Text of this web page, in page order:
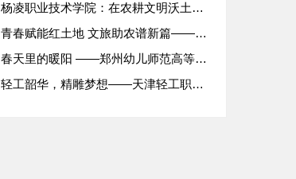
杨凌职业技术学院：在农耕文明沃土上耕耘青春梦想
青春赋能红土地 文旅助农谱新篇——安徽工商职业学院暑期志愿服
春天里的暖阳 ——郑州幼儿师范高等专科学校2026年春季志愿
轻工韶华，精雕梦想——天津轻工职业技术学院学子的多彩校园生活